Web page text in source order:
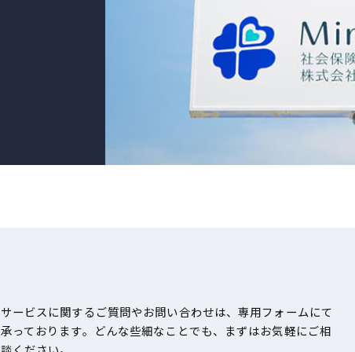
サービスに関するご質問やお問い合わせは、専用フォームにて
承っております。どんな些細なことでも、まずはお気軽にご相